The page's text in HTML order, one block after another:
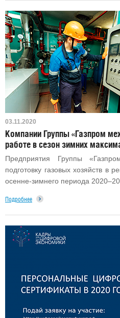
03.11.2020
Компании Группы «Газпром
работе в сезон зимних
Предприятия Группы
подготовку газовых хозяйств в
осенне-зимнего периода
Подробнее